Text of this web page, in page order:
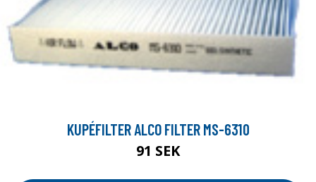
KUPÉFILTER ALCO FILTER MS-6310
91 SEK